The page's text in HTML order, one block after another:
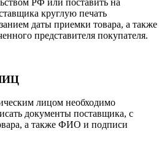
РФ или поставить на
круглую печать
даты приемки товара, а также
представителя покупателя.
лицом необходимо
документы поставщика, с
а также ФИО и подписи